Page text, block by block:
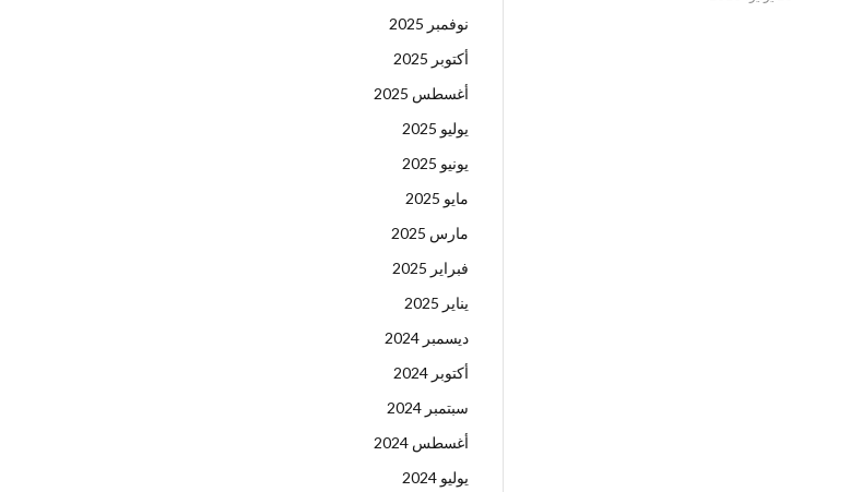
نوفمبر 2025
أكتوبر 2025
أغسطس 2025
يوليو 2025
يونيو 2025
مايو 2025
مارس 2025
فبراير 2025
يناير 2025
ديسمبر 2024
أكتوبر 2024
سبتمبر 2024
أغسطس 2024
يوليو 2024